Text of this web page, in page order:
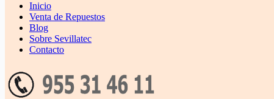
Inicio
Venta de Repuestos
Blog
Sobre Sevillatec
Contacto